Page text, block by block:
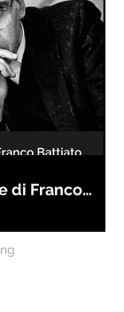
di Franco